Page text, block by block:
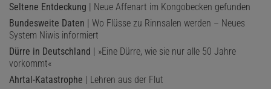
Seltene Entdeckung | Neue Affenart im Kongobecken gefunden
Bundesweite Daten | Wo Flüsse zu Rinnsalen werden – Neues
System Niwis informiert
Dürre in Deutschland | »Eine Dürre, wie sie nur alle 50 Jahre
vorkommt«
Ahrtal-Katastrophe | Lehren aus der Flut